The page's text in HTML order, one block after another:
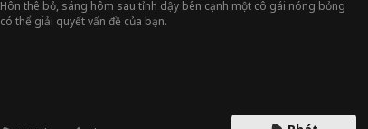
Hôn thê bỏ, sáng hôm sau tỉnh dậy bên cạnh một cô gái nóng bỏng
có thể giải quyết vấn đề của bạn.